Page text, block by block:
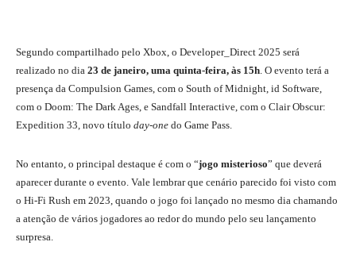
Segundo compartilhado pelo Xbox, o Developer_Direct 2025 será
realizado no dia 23 de janeiro, uma quinta-feira, às 15h. O evento terá a
presença da Compulsion Games, com o South of Midnight, id Software,
com o Doom: The Dark Ages, e Sandfall Interactive, com o Clair Obscur:
Expedition 33, novo título day-one do Game Pass.
No entanto, o principal destaque é com o “jogo misterioso” que deverá
aparecer durante o evento. Vale lembrar que cenário parecido foi visto com
o Hi-Fi Rush em 2023, quando o jogo foi lançado no mesmo dia chamando
a atenção de vários jogadores ao redor do mundo pelo seu lançamento
surpresa.